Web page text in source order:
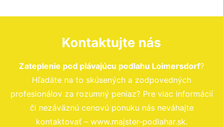
Kontaktujte nás
Zateplenie pod plávajúcu podlahu Loimersdorf?
Hľadáte na to skúsených a zodpovedných
profesionálov za rozumný peniaz? Pre viac informácií
či nezáväznú cenovú ponuku nás neváhajte
kontaktovať – www.majster-podlahar.sk.